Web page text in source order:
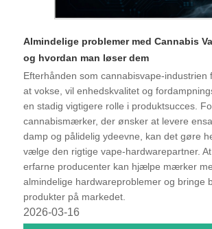
Almindelige problemer med Cannabis
og hvordan man løser dem
Efterhånden som cannabisvape-
at vokse, vil enhedskvalitet og
en stadig vigtigere rolle i produktsucces.
cannabismærker, der ønsker at levere
damp og pålidelig ydeevne, kan det gøre
vælge den rigtige vape-hardwarepartner.
erfarne producenter kan hjælpe mærker
almindelige hardwareproblemer og bringe
produkter på markedet.
2026-03-16